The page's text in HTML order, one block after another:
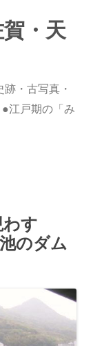
・天
・古写真・
江戸期の「み
わす
のダム